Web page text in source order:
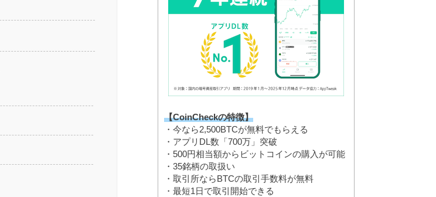
【CoinCheckの特徴】
・今なら2,500BTCが無料でもらえる
・アプリDL数「700万」突破
・500円相当額からビットコインの購入が可能
・35銘柄の取扱い
・取引所ならBTCの取引手数料が無料
・最短1日で取引開始できる